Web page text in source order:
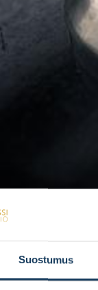
Suostumus